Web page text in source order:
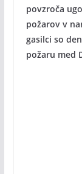
povzroča
požarov v
gasilci so
požaru med